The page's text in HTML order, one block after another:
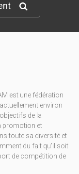
est une fédération
environ
de la
promotion et
toute sa diversité et
du fait qu’il soit
de compétition de